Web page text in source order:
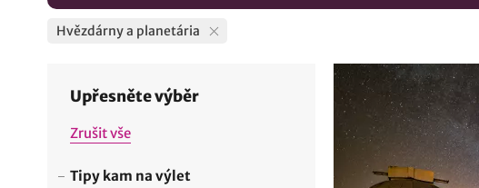
Hvězdárny a planetária
Upřesněte výběr
Zrušit vše
Tipy kam na výlet